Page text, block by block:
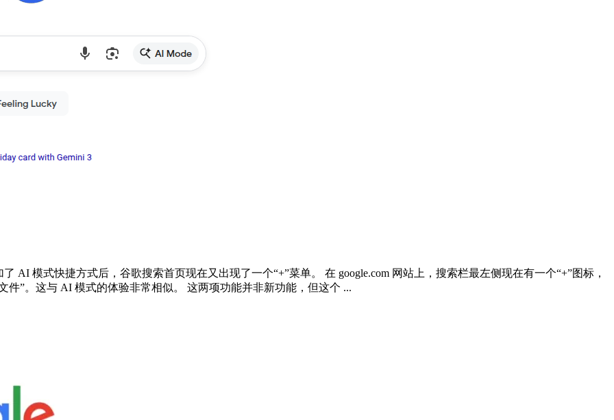
AI 模式快捷方式后，谷歌搜索首页现在又出现了一个“+”菜单。 在 google.com 网站上，搜索栏最左侧现在有一个“+”图标，
件”。这与 AI 模式的体验非常相似。 这两项功能并非新功能，但这个 ...